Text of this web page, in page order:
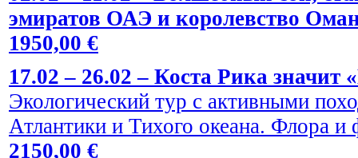
эмиратов ОАЭ и королевство
1950,00 €
17.02 – 26.02 – Коста Рика значит
Экологический тур с активными
Атлантики и Тихого океана. Флора
2150,00 €